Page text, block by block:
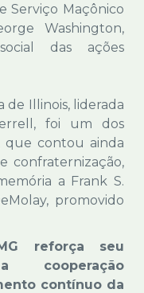
Serviço Maçônico
Washington,
das ações
de Illinois, liderada
foi um dos
que contou ainda
confraternização,
a Frank S.
promovido
reforça seu
cooperação
contínuo da